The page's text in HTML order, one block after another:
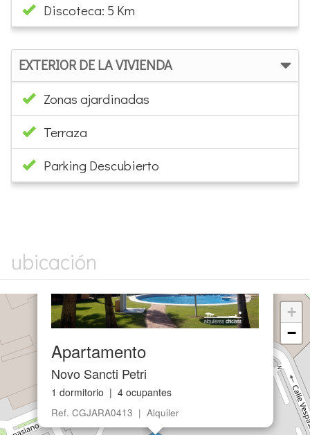
Discoteca: 5 Km
EXTERIOR DE LA VIVIENDA
Zonas ajardinadas
Terraza
Parking Descubierto
ubicación
Apartamento
Novo Sancti Petri
1 dormitorio | 4 ocupantes
Ref. CGJARA0413 | Alquiler
+
−